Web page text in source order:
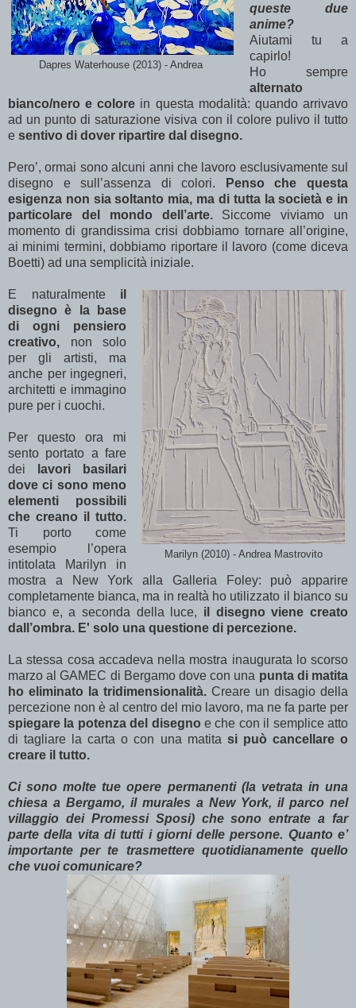
Dapres Waterhouse (2013) - Andrea
queste due
anime?
Aiutami tu a
capirlo!
Ho sempre
alternato
bianco/nero e colore in questa modalità: quando arrivavo
ad un punto di saturazione visiva con il colore pulivo il tutto
e sentivo di dover ripartire dal disegno.
Pero’, ormai sono alcuni anni che lavoro esclusivamente sul
disegno e sull’assenza di colori.
Penso che questa
esigenza non sia soltanto mia, ma di tutta la società e in
particolare del mondo dell’arte.Siccome viviamo un
momento di grandissima crisi dobbiamo tornare all’origine,
ai minimi termini, dobbiamo riportare il lavoro (come diceva
Boetti) ad una semplicità iniziale.
Marilyn (2010) - Andrea Mastrovito
E naturalmente il
disegno è la base
di ogni pensiero
creativo, non solo
per gli artisti, ma
anche per ingegneri,
architetti e immagino
pure per i cuochi.
Per questo ora mi
sento portato a fare
dei
lavori basilari
dove ci sono meno
elementi possibili
che creano il tutto.
Ti porto come
esempio l’opera
intitolata Marilyn in
mostra a New York alla Galleria Foley: può apparire
completamente bianca, ma in realtà ho utilizzato il bianco su
bianco e, a seconda della luce, il disegno viene creato
dall’ombra. E' solo una questione di percezione.
La stessa cosa accadeva nella mostra inaugurata lo scorso
marzo al GAMEC di Bergamo dove con una punta di matita
ho eliminato la tridimensionalità. Creare un disagio della
percezione non è al centro del mio lavoro, ma ne fa parte per
spiegare la potenza del disegno e che con il semplice atto
di tagliare la carta o con una matita si può cancellare o
creare il tutto.
Ci sono molte tue opere permanenti (la vetrata in una
chiesa a Bergamo, il murales a New York, il parco nel
villaggio dei Promessi Sposi) che sono entrate a far
parte della vita di tutti i giorni delle persone. Quanto e’
importante per te trasmettere quotidianamente quello
che vuoi comunicare?